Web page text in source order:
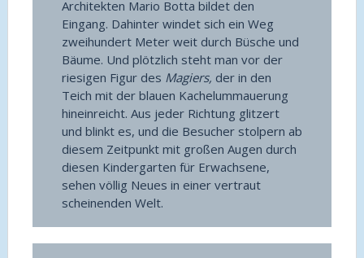
Architekten Mario Botta bildet den
Eingang. Dahinter windet sich ein Weg
zweihundert Meter weit durch Büsche und
Bäume. Und plötzlich steht man vor der
riesigen Figur des Magiers, der in den
Teich mit der blauen Kachelummauerung
hineinreicht. Aus jeder Richtung glitzert
und blinkt es, und die Besucher stolpern ab
diesem Zeitpunkt mit großen Augen durch
diesen Kindergarten für Erwachsene,
sehen völlig Neues in einer vertraut
scheinenden Welt.